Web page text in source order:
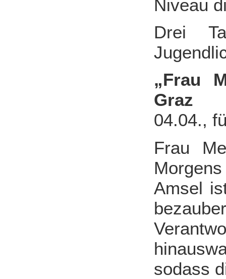
Niveau
Drei
„Frau
Graz
04.04.,
Frau
Amsel
sodass